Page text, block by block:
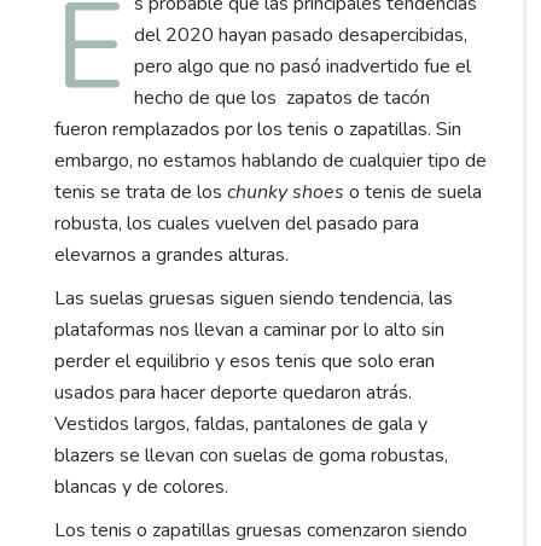
E del 2020 hayan pasado desapercibidas,
pero algo que no pasó inadvertido fue el
hecho de que los zapatos de tacón
fueron remplazados por los tenis o zapatillas. Sin
embargo, no estamos hablando de cualquier tipo de
tenis se trata de los chunky shoes o tenis de suela
robusta, los cuales vuelven del pasado para
elevarnos a grandes alturas.
Las suelas gruesas siguen siendo tendencia, las
plataformas nos llevan a caminar por lo alto sin
perder el equilibrio y esos tenis que solo eran
usados para hacer deporte quedaron atrás.
Vestidos largos, faldas, pantalones de gala y
blazers se llevan con suelas de goma robustas,
blancas y de colores.
Los tenis o zapatillas gruesas comenzaron siendo